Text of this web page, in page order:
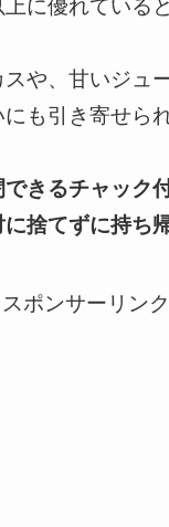
に優れている
や、甘いジュ
にも引き寄せら
きるチャック
捨てずに持ち
スポンサーリンク